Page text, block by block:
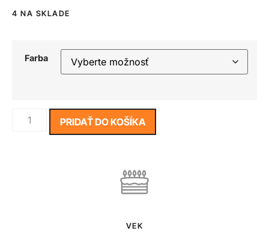
4 NA SKLADE
Farba
PRIDAŤ DO KOŠÍKA
VEK